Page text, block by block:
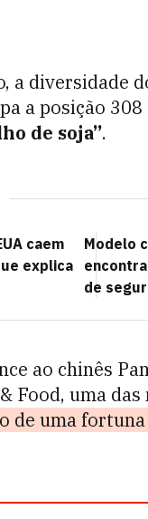
a diversidade
a posição
de soja”.
caem
explica
Modelo
de
ao chinês
Food, uma
de uma